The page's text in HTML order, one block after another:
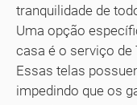
tranquilidade de
Uma opção
casa é o serviço de
Essas telas
impedindo que os